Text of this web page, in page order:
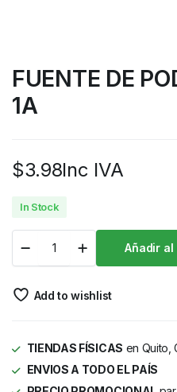
FUENTE DE
1A
$3.98Inc IVA
In Stock
Añadir
Add to wishlist
TIENDAS FÍSICAS en Quito,
ENVIOS A TODO EL PAÍS